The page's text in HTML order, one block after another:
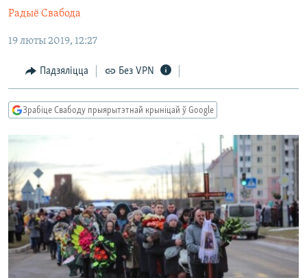
да
навігацыі
Перайсьці
пошуку
ПАЛІТЫКА
ЭКАНОМІКА
ВАЙНА
ПАЛІТВЯЗЬНІ
КАЛЯНДАР
ГІСТОРЫЯ НА СВАБОДЗЕ
ПАДКАСТЫ
КНІГІ
PREMIUM
НА ХВАЛЯХ СВАБОДЫ
ПАДЗЯЛІЦЦА ІНФАРМАЦЫЯЙ
RSS
ПАДКАСТЫ
FACEBOOK
Радыё Свабода
19 люты 2019, 12:27
Падзяліцца Без VPN
Зрабіце Свабоду прыярытэтнай крыніцай ў Google